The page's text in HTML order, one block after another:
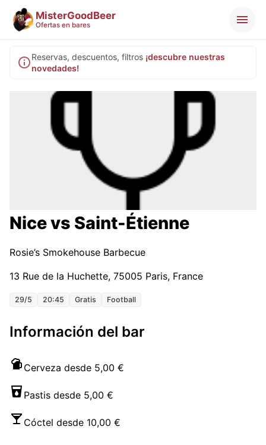
MisterGoodBeer
Ofertas en bares
Reservas, descuentos, filtros ¡descubre nuestras
novedades!
Nice vs Saint-Étienne
Rosie’s Smokehouse Barbecue
13 Rue de la Huchette, 75005 Paris, France
29/5 20:45 Gratis Football
Información del bar
Cerveza desde 5,00 €
Pastis desde 5,00 €
Cóctel desde 10,00 €